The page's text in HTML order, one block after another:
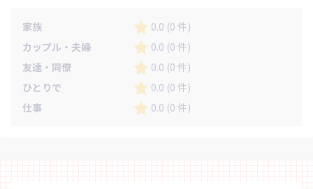
家族
0.0 (0 件)
カップル・夫婦
0.0 (0 件)
友達・同僚
0.0 (0 件)
ひとりで
0.0 (0 件)
仕事
0.0 (0 件)